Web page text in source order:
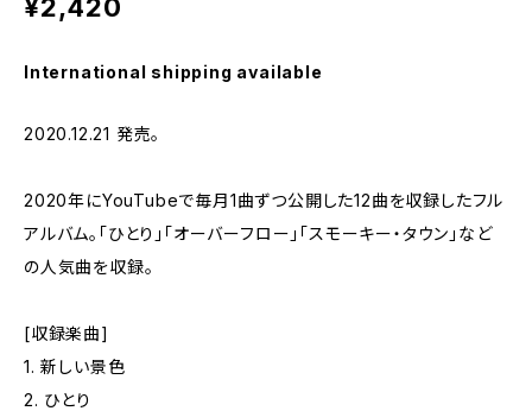
¥2,420
International shipping available
2020.12.21 発売。
2020年にYouTubeで毎月1曲ずつ公開した12曲を収録したフル
アルバム。「ひとり」「オーバーフロー」「スモーキー・タウン」など
の人気曲を収録。
[収録楽曲]
1. 新しい景色
2. ひとり